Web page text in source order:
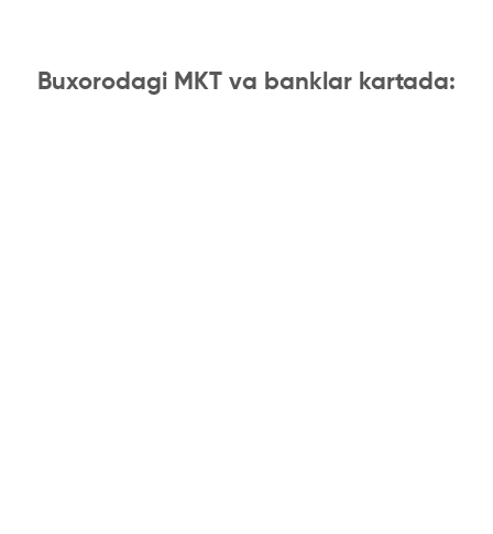
Buxorodagi MKT va banklar kartada: